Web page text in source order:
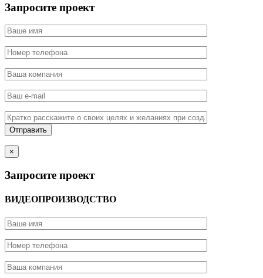
Запросите проект
×
Запросите проект
ВИДЕОПРОИЗВОДСТВО